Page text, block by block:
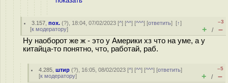
3.157 ,пох. (?), 18:04, 07/02/2023 [^] [^^] [^^^] [ответить][↑]
[к модератору]
–3
+ / –
Ну наоборот же ж - это у Америки хз что на уме, а у
китайца-то понятно, что, работай, раб.
4.285 ,штир (?), 16:05, 08/02/2023 [^] [^^] [^^^] [ответить]
[к модератору]
–5
+ / –